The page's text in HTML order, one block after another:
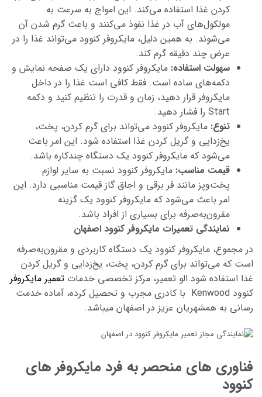
کردن غذا استفاده می‌کند. این امواج به سرعت به
مولکول‌های آب در غذا نفوذ می‌کنند و باعث گرم شدن آن
می‌شوند. به همین دلیل، مایکروفر کنوود می‌تواند غذا را در
عرض چند دقیقه گرم کند.
سهولت استفاده: مایکروفر کنوود دارای یک صفحه نمایش و
دکمه‌های ساده است. فقط کافی است غذا را در داخل
مایکروفر قرار دهید، زمان و قدرت را تنظیم کنید و دکمه
Start را فشار دهید.
تنوع: مایکروفر کنوود می‌تواند برای گرم کردن، پخت،
یخ‌زدایی و گریل کردن غذا استفاده شود. این امر باعث
می‌شود که مایکروفر کنوود یک دستگاه چندکاره باشد.
قیمت مناسب: مایکروفر کنوود نسبت به سایر لوازم
پخت‌وپز مانند فر برقی و اجاق گاز قیمت مناسبی دارد. این
امر باعث می‌شود که مایکروفر کنوود یک گزینه
مقرون‌به‌صرفه برای بسیاری از افراد باشد.
نمایندگی تعمیرات مایکروفر کنوود اصفهان
در مجموع، مایکروفر کنوود یک دستگاه کاربردی و مقرون‌به‌صرفه
است که می‌تواند برای گرم کردن، پخت، یخ‌زدایی و گریل کردن
غذا استفاده شود.الو تعمیر، مرکز تخصصی خدمات تعمیر مایکروفر
کنوود Kenwood با کادری مجرب و تحصیل کرده، آماده خدمت
رسانی به همشهریان عزیز در اصفهان میباشد.
فناوری های منحصر به فرد مایکروفر های
کنوود